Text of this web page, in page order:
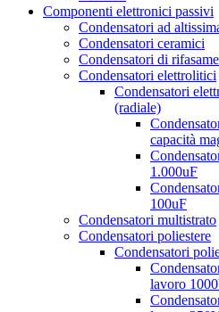
Componenti elettronici passivi
Condensatori ad
Condensatori ceramici
Condensatori di
Condensatori elettrolitici
Condensatori
(radiale)
capacità
1.000uF
100uF
Condensatori multistrato
Condensatori poliestere
Condensatori
lavoro